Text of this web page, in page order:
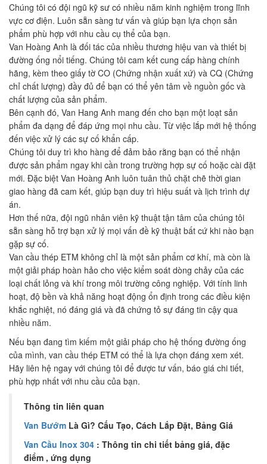
Chúng tôi có đội ngũ kỹ sư có nhiều năm kinh nghiệm trong lĩnh
vực cơ điện. Luôn sẵn sàng tư vấn và giúp bạn lựa chọn sản
phẩm phù hợp với nhu cầu cụ thể của bạn.
Van Hoàng Anh là đối tác của nhiều thương hiệu van và thiết bị
đường ống nổi tiếng. Chúng tôi cam kết cung cấp hàng chính
hãng, kèm theo giấy tờ CO (Chứng nhận xuất xứ) và CQ (Chứng
chỉ chất lượng) đầy đủ để bạn có thể yên tâm về nguồn gốc và
chất lượng của sản phẩm.
Bên cạnh đó, Van Hang Anh mang đến cho bạn một loạt sản
phẩm đa dạng để đáp ứng mọi nhu cầu. Từ việc lắp mới hệ thống
đến việc xử lý các sự cố khẩn cấp.
Chúng tôi duy trì kho hàng để đảm bảo rằng bạn có thể nhận
được sản phẩm ngay khi cần trong trường hợp sự cố hoặc cài đặt
mới. Đặc biệt Van Hoàng Anh luôn tuân thủ chặt chẽ thời gian
giao hàng đã cam kết, giúp bạn duy trì hiệu suất và lịch trình dự
án.
Hơn thế nữa, đội ngũ nhân viên kỹ thuật tận tâm của chúng tôi
sẵn sàng hỗ trợ bạn xử lý mọi vấn đề kỹ thuật bất cứ khi nào bạn
gặp sự cố.
Van cầu thép ETM không chỉ là một sản phẩm cơ khí, mà còn là
một giải pháp hoàn hảo cho việc kiểm soát dòng chảy của các
loại chất lỏng và khí trong môi trường công nghiệp. Với tính linh
hoạt, độ bền và khả năng hoạt động ổn định trong các điều kiện
khắc nghiệt, nó đáng giá và đã chứng tỏ sự đáng tin cậy qua
nhiều năm.
Nếu bạn đang tìm kiếm một giải pháp cho hệ thống đường ống
của mình, van cầu thép ETM có thể là lựa chọn đáng xem xét.
Hãy liên hệ ngay với chúng tôi để được tư vấn, báo giá chi tiết,
phù hợp nhất với nhu cầu của bạn.
Thông tin liên quan
Van Bướm Là Gì? Cấu Tạo, Cách Lắp Đặt, Bảng Giá
Van Cầu Inox 304 : Thông tin chi tiết bảng giá, đặc
điểm , ứng dụng